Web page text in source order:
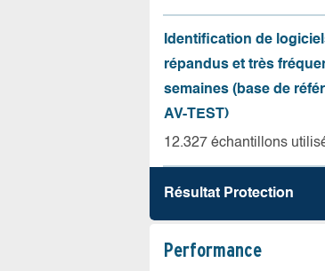
Identification de
répandus et très
semaines (base de
AV-TEST)
12.327 échantillons
Résultat Protection
Performance